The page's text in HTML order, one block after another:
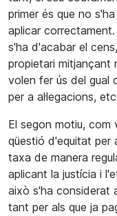
primer és que no
aplicar
s'ha d'acabar el
propietari mitjançant
volen fer ús del gual
per a al·legacions,
El segon motiu, com
qüestió d'equitat per
taxa de manera
aplicant la justícia i
això s'ha considerat
tant per als que ja